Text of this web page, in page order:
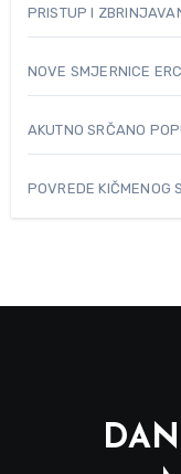
PRISTUP I
NOVE SMJERNICE
AKUTNO SRČANO
POVREDE KIČMENOG